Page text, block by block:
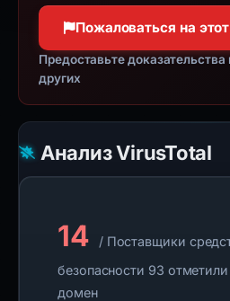
Пожаловаться на
Предоставьте
других
Анализ VirusTotal
14
/ Поставщики
безопасности 93 отметили
домен